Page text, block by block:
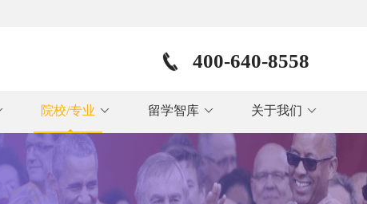
400-640-8558
院校/专业 留学智库 关于我们